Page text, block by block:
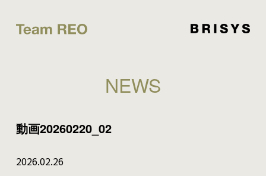
NEWS
動画20260220_02
2026.02.26